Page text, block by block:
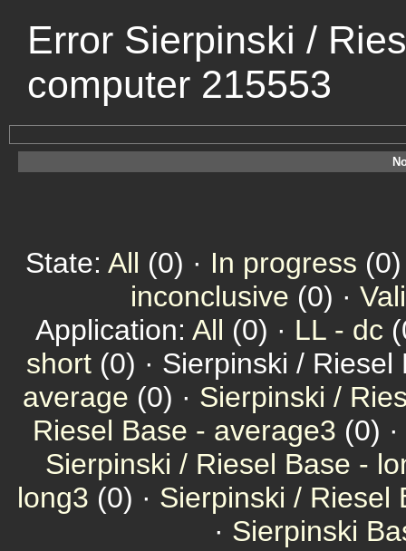
Error Sierpinski /
computer 215553
State: All (0) · In progress
inconclusive (0) ·
Application: All (0) · LL - dc
short (0) · Sierpinski /
average (0) · Sierpinski /
Riesel Base - average3 (0) ·
Sierpinski / Riesel Base -
long3 (0) · Sierpinski / Riesel
· Sierpinski